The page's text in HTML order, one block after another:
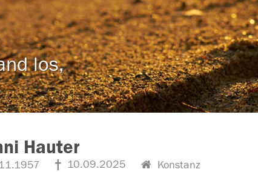
los,
Hauter
10.09.2025 Konstanz